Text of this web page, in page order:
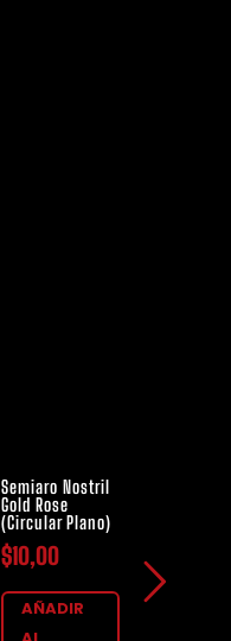
Semiaro Nostril
Gold Rose
(Circular Plano)
$10,00
AÑADIR